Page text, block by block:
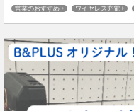
営業のおすすめ ワイヤレス充電